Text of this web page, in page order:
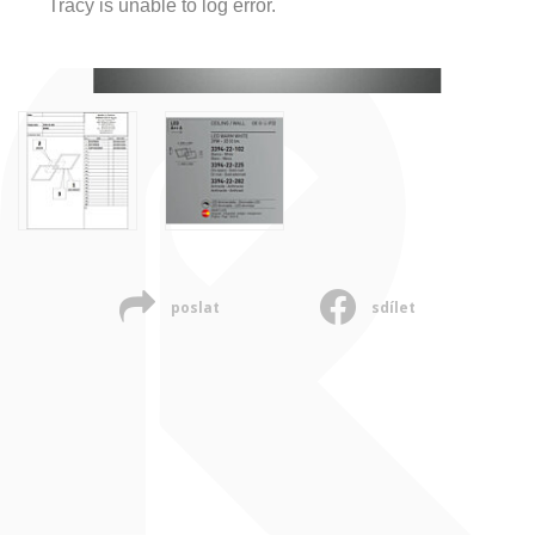
Tracy is unable to log error.
poslat sdílet